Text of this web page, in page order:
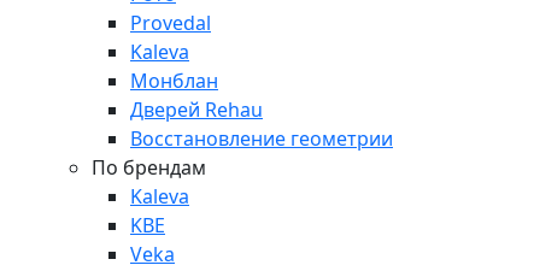
Provedal
Kaleva
Монблан
Дверей Rehau
Восстановление геометрии
По брендам
Kaleva
KBE
Veka